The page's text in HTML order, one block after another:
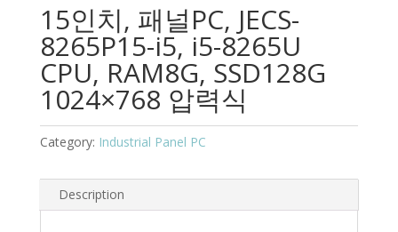
15인치, 패널PC, JECS-
8265P15-i5, i5-8265U
CPU, RAM8G, SSD128G
1024×768 압력식
Category: Industrial Panel PC
Description